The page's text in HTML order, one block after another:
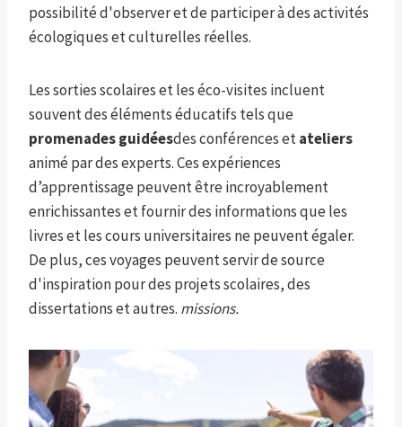
possibilité d'observer et de participer à des activités
écologiques et culturelles réelles.
Les sorties scolaires et les éco-visites incluent
souvent des éléments éducatifs tels que
promenades guidéesdes conférences etateliers
animé par des experts. Ces expériences
d’apprentissage peuvent être incroyablement
enrichissantes et fournir des informations que les
livres et les cours universitaires ne peuvent égaler.
De plus, ces voyages peuvent servir de source
d'inspiration pour des projets scolaires, des
dissertations et autres. missions.